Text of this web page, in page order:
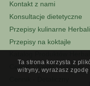
Kontakt z nami
Konsultacje dietetyczne
Przepisy kulinarne
Przepisy na koktajle
Cennik - Klient Premium
Ta strona korzysta z
witryny, wyrażasz